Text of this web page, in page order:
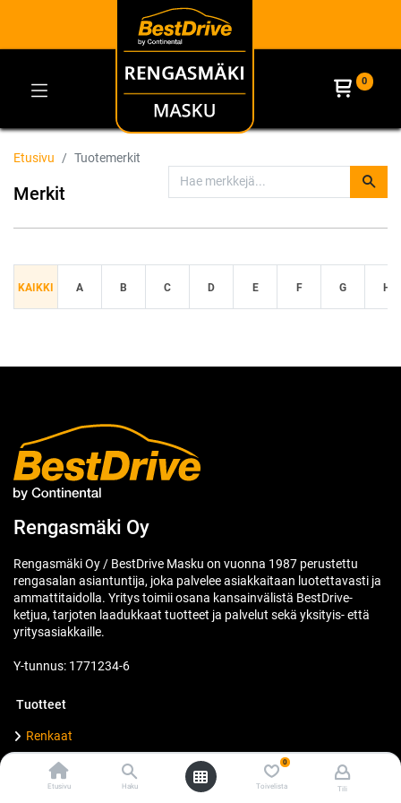
Etusivu Haku
0
Toivelista Tili
0
Etusivu Tuotemerkit
Merkit
KAIKKI A B C D E F G H
Rengasmäki Oy
Rengasmäki Oy / BestDrive Masku on vuonna 1987 perustettu
rengasalan asiantuntija, joka palvelee asiakkaitaan luotettavasti ja
ammattitaidolla. Yritys toimii osana kansainvälistä BestDrive-
ketjua, tarjoten laadukkaat tuotteet ja palvelut sekä yksityis- että
yritysasiakkaille.
Y-tunnus: 1771234-6
Tuotteet
Renkaat
Vanteet
Traktorin renkaat